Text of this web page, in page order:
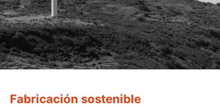
Fabricación sostenible